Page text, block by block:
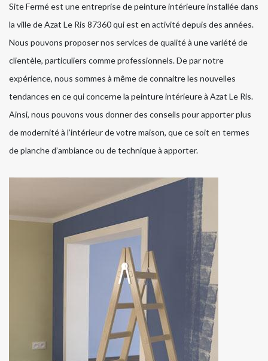
Site Fermé est une entreprise de peinture intérieure installée dans
la ville de Azat Le Ris 87360 qui est en activité depuis des années.
Nous pouvons proposer nos services de qualité à une variété de
clientèle, particuliers comme professionnels. De par notre
expérience, nous sommes à même de connaitre les nouvelles
tendances en ce qui concerne la peinture intérieure à Azat Le Ris.
Ainsi, nous pouvons vous donner des conseils pour apporter plus
de modernité à l’intérieur de votre maison, que ce soit en termes
de planche d’ambiance ou de technique à apporter.